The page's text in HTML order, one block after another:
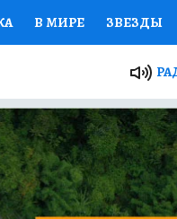
В МИРЕ ЗВЕЗДЫ
ПРОЕКТЫ РОССИИ
СЕКРЕТЫ
ДЕФИЦИТ ЖЕЛЕЗА
У НАС ГИД